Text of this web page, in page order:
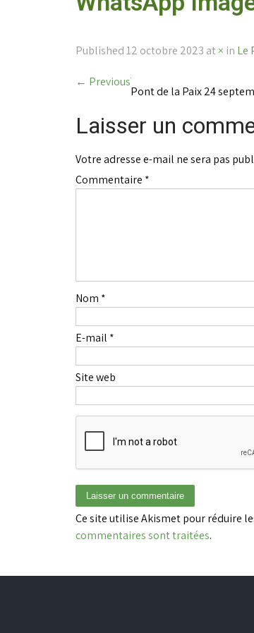
Published12 octobre 2023 at × in Le
← Previous
Pont de la Paix 24
Laisser un
Votre adresse e-mail ne sera pas
Commentaire *
Nom *
E-mail *
Site web
Ce site utilise Akismet pour réduire
commentaires sont traitées.